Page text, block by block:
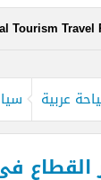
وتصدر بيانها
Tourism Travel
عربية